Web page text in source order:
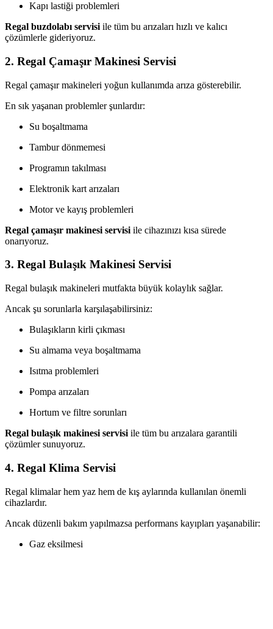
Kapı lastiği problemleri
Regal buzdolabı servisi ile tüm bu arızaları hızlı ve kalıcı
çözümlerle gideriyoruz.
2. Regal Çamaşır Makinesi Servisi
Regal çamaşır makineleri yoğun kullanımda arıza gösterebilir.
En sık yaşanan problemler şunlardır:
Su boşaltmama
Tambur dönmemesi
Programın takılması
Elektronik kart arızaları
Motor ve kayış problemleri
Regal çamaşır makinesi servisi ile cihazınızı kısa sürede
onarıyoruz.
3. Regal Bulaşık Makinesi Servisi
Regal bulaşık makineleri mutfakta büyük kolaylık sağlar.
Ancak şu sorunlarla karşılaşabilirsiniz:
Bulaşıkların kirli çıkması
Su almama veya boşaltmama
Isıtma problemleri
Pompa arızaları
Hortum ve filtre sorunları
Regal bulaşık makinesi servisi ile tüm bu arızalara garantili
çözümler sunuyoruz.
4. Regal Klima Servisi
Regal klimalar hem yaz hem de kış aylarında kullanılan önemli
cihazlardır.
Ancak düzenli bakım yapılmazsa performans kayıpları yaşanabilir:
Gaz eksilmesi